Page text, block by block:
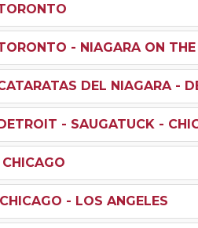
- NIAGARA ON
DEL NIAGARA -
- SAUGATUCK -
- LOS ANGELES